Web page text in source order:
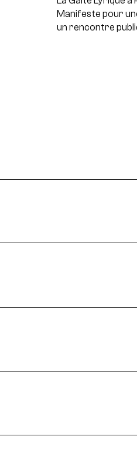
Manifeste pour
un rencontre
appels à projets,